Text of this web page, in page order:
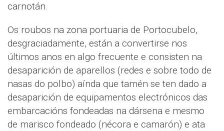
carnotán.
Os roubos na zona portuaria de Portocubelo,
desgraciadamente, están a convertirse nos
últimos anos en algo frecuente e consisten na
desaparición de aparellos (redes e sobre todo de
nasas do polbo) aínda que tamén se ten dado a
desaparición de equipamentos electrónicos das
embarcacións fondeadas na dársena e mesmo
de marisco fondeado (nécora e camarón) e ata